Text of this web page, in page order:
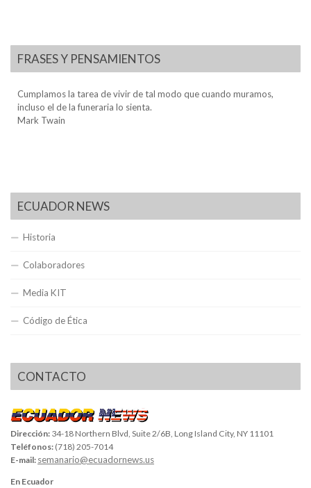
FRASES Y PENSAMIENTOS
Cumplamos la tarea de vivir de tal modo que cuando muramos,
incluso el de la funeraria lo sienta.
Mark Twain
ECUADOR NEWS
Historia
Colaboradores
Media KIT
Código de Ética
CONTACTO
Dirección: 34-18 Northern Blvd, Suite 2/6B, Long Island City, NY 11101
Teléfonos: (718) 205-7014
E-mail: semanario@ecuadornews.us
En Ecuador